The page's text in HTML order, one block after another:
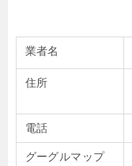
業者名
住所
電話
グーグルマップ